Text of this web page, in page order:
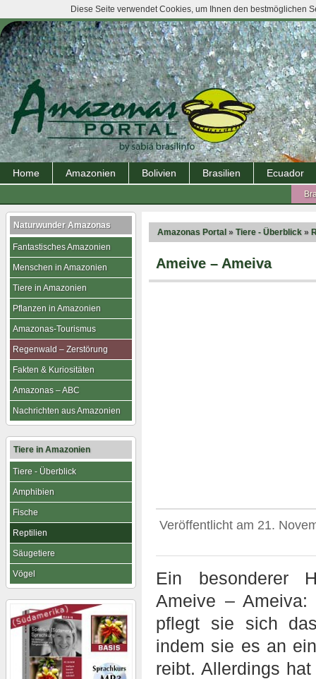
Home Amazonien Bolivien Brasilien Ecuador
Amazonas Portal » Tiere - Überblick »
Ameive – Ameiva
Veröffentlicht am 21.
Ein besonderer
Ameive –
pflegt sie sich
indem sie es an
reibt. Allerdings
Naturwunder Amazonas
Fantastisches Amazonien
Menschen in Amazonien
Tiere in Amazonien
Pflanzen in Amazonien
Amazonas-Tourismus
Regenwald – Zerstörung
Fakten & Kuriositäten
Amazonas – ABC
Nachrichten aus Amazonien
Tiere in Amazonien
Tiere - Überblick
Amphibien
Fische
Reptilien
Säugetiere
Vögel
Diese Seite verwendet Cookies, um Ihnen den bestmöglichen